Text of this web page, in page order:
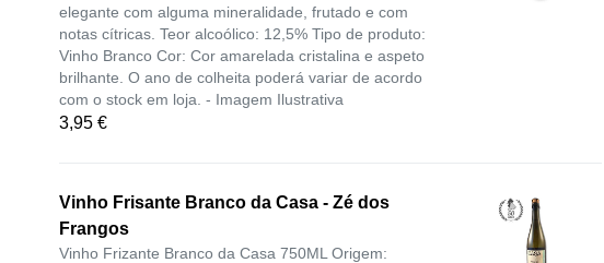
elegante com alguma mineralidade, frutado e com
notas cítricas. Teor alcoólico: 12,5% Tipo de produto:
Vinho Branco Cor: Cor amarelada cristalina e aspeto
brilhante. O ano de colheita poderá variar de acordo
com o stock em loja. - Imagem Ilustrativa
3,95 €
Vinho Frisante Branco da Casa - Zé dos
Frangos
Vinho Frizante Branco da Casa 750ML Origem: